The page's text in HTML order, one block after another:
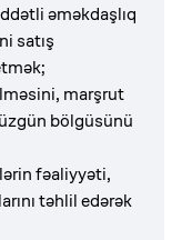
əməkdaşlıq
satış
marşrut
bölgüsünü
fəaliyyəti,
təhlil edərək